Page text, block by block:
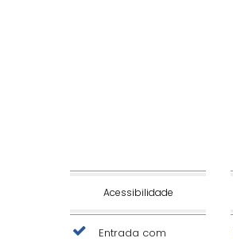
Acessibilidade
Entrada com